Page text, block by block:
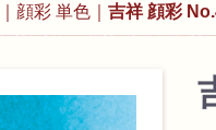
顔彩 単色 吉祥 顔彩